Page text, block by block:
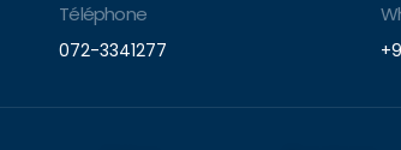
Téléphone
072-3341277